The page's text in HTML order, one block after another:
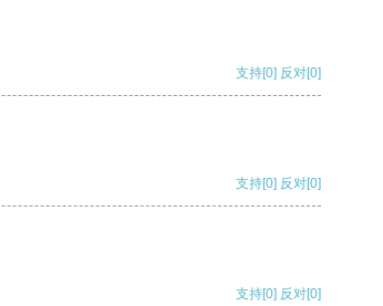
支持[0] 反对[0]
支持[0] 反对[0]
支持[0] 反对[0]